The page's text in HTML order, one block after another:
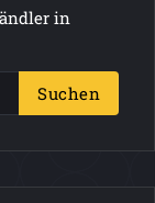
in
Suchen